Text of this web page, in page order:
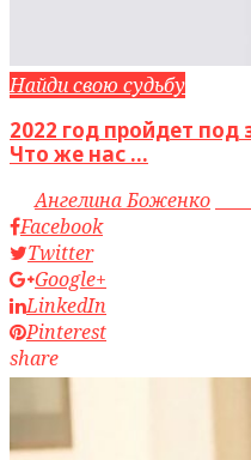
Найди свою судьбу
2022 год пройдет под
Что же нас ...
byАнгелина Боженко
Facebook
Twitter
Google+
LinkedIn
Pinterest
share